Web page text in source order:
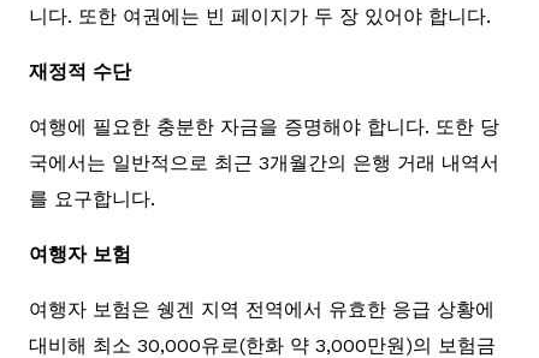
니다. 또한 여권에는 빈 페이지가 두 장 있어야 합니다.
재정적 수단
여행에 필요한 충분한 자금을 증명해야 합니다. 또한 당
국에서는 일반적으로 최근 3개월간의 은행 거래 내역서
를 요구합니다.
여행자 보험
여행자 보험은 쉥겐 지역 전역에서 유효한 응급 상황에
대비해 최소 30,000유로(한화 약 3,000만원)의 보험금